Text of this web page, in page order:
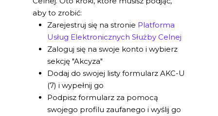
aby to zrobić:
Zarejestruj się na stronie Platforma
Usług Elektronicznych Służby Celnej
Zaloguj się na swoje konto i wybierz
sekcję "Akcyza"
Dodaj do swojej listy formularz AKC-U
(7) i wypełnij go
Podpisz formularz za pomocą
swojego profilu zaufanego i wyślij go